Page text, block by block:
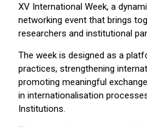
XV International Week, a
networking event that brings
researchers and institutional
The week is designed as a
practices, strengthening
promoting meaningful
in internationalisation
Institutions.